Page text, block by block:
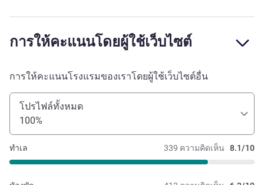
การให้คะแนนโดยผู้ใช้เว็บไซต์
การให้คะแนนโรงแรมของเราโดยผู้ใช้เว็บไซต์อื่น
โปรไฟล์ทั้งหมด
100%
339 ความคิดเห็น 8.1/10
ทำเล